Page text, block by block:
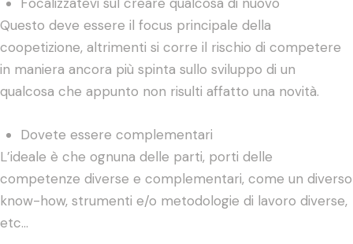
Questo deve essere il focus principale della
coopetizione, altrimenti si corre il rischio di competere
in maniera ancora più spinta sullo sviluppo di un
qualcosa che appunto non risulti affatto una novità.
Dovete essere complementari
L’ideale è che ognuna delle parti, porti delle
competenze diverse e complementari, come un diverso
know-how, strumenti e/o metodologie di lavoro diverse,
etc…